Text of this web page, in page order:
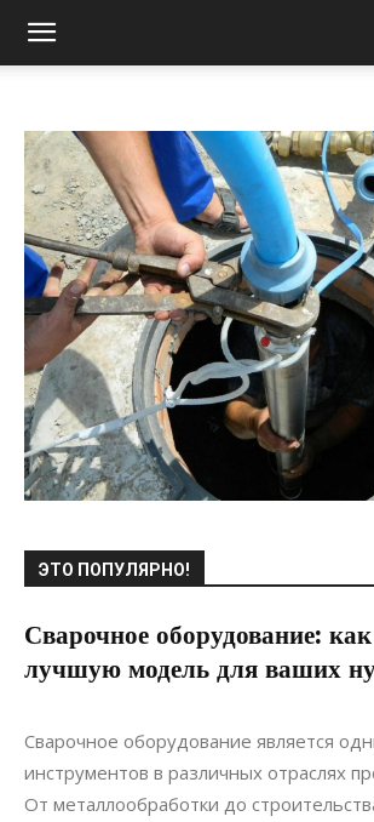
ЭТО ПОПУЛЯРНО!
Сварочное оборудование:
лучшую модель для ваших
22.11.2021
Сварочное оборудование является
инструментов в различных отраслях
От металлообработки до